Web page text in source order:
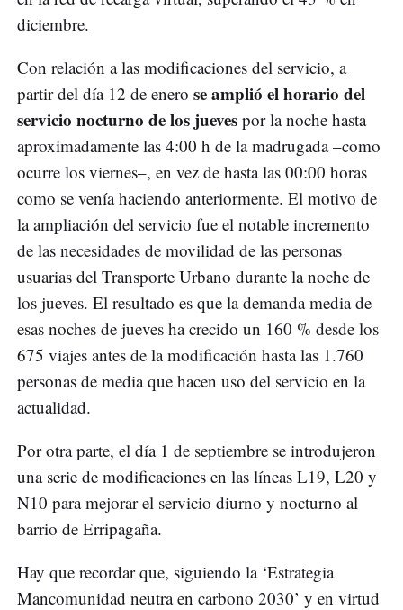
diciembre.
Con relación a las modificaciones del servicio, a
partir del día 12 de enero se amplió el horario del
servicio nocturno de los jueves por la noche hasta
aproximadamente las 4:00 h de la madrugada –como
ocurre los viernes–, en vez de hasta las 00:00 horas
como se venía haciendo anteriormente. El motivo de
la ampliación del servicio fue el notable incremento
de las necesidades de movilidad de las personas
usuarias del Transporte Urbano durante la noche de
los jueves. El resultado es que la demanda media de
esas noches de jueves ha crecido un 160 % desde los
675 viajes antes de la modificación hasta las 1.760
personas de media que hacen uso del servicio en la
actualidad.
Por otra parte, el día 1 de septiembre se introdujeron
una serie de modificaciones en las líneas L19, L20 y
N10 para mejorar el servicio diurno y nocturno al
barrio de Erripagaña.
Hay que recordar que, siguiendo la ‘Estrategia
Mancomunidad neutra en carbono 2030’ y en virtud